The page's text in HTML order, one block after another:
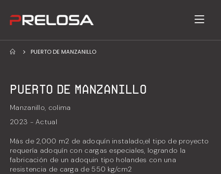
PUERTO DE MANZANILLO
Puerto de manzanillo
Manzanillo, colima
2023 - Actual
Más de 2,000 m2 de adoquín instalado,el tipo de proyecto
requería adoquín con cargas especiales, logrando la
fabricación de un adoquin tipo holandes con una
resistencia de carga de 550 kg/cm2